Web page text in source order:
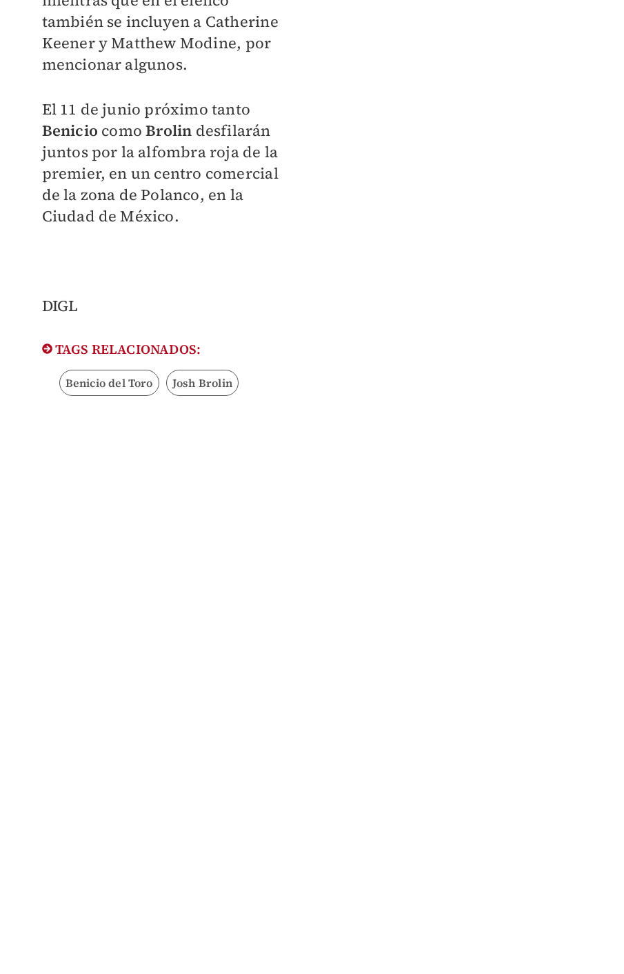
también se incluyen a Catherine
Keener y Matthew Modine, por
mencionar algunos.
El 11 de junio próximo tanto
Benicio comoBrolin desfilarán
juntos por la alfombra roja de la
premier, en un centro comercial
de la zona de Polanco, en la
Ciudad de México.
DIGL
TAGS RELACIONADOS:
Benicio del Toro Josh Brolin